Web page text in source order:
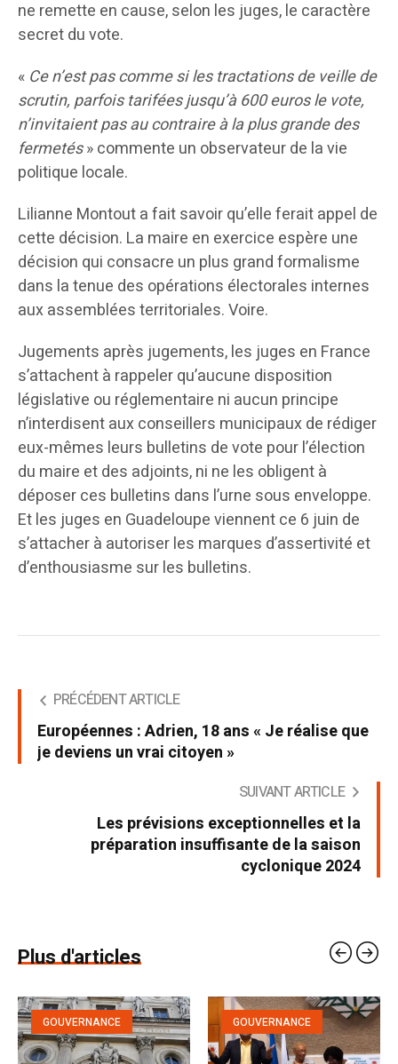
ne remette en cause, selon les juges, le caractère
secret du vote.
« Ce n’est pas comme si les tractations de veille de
scrutin, parfois tarifées jusqu’à 600 euros le vote,
n’invitaient pas au contraire à la plus grande des
fermetés» commente un observateur de la vie
politique locale.
Lilianne Montout a fait savoir qu’elle ferait appel de
cette décision. La maire en exercice espère une
décision qui consacre un plus grand formalisme
dans la tenue des opérations électorales internes
aux assemblées territoriales. Voire.
Jugements après jugements, les juges en France
s’attachent à rappeler qu’aucune disposition
législative ou réglementaire ni aucun principe
n’interdisent aux conseillers municipaux de rédiger
eux-mêmes leurs bulletins de vote pour l’élection
du maire et des adjoints, ni ne les obligent à
déposer ces bulletins dans l’urne sous enveloppe.
Et les juges en Guadeloupe viennent ce 6 juin de
s’attacher à autoriser les marques d’assertivité et
d’enthousiasme sur les bulletins.
PRÉCÉDENT ARTICLE
Européennes : Adrien, 18 ans « Je réalise que
je deviens un vrai citoyen »
SUIVANT ARTICLE
Les prévisions exceptionnelles et la
préparation insuffisante de la saison
cyclonique 2024
Plus d'articles
GOUVERNANCE GOUVERNANCE